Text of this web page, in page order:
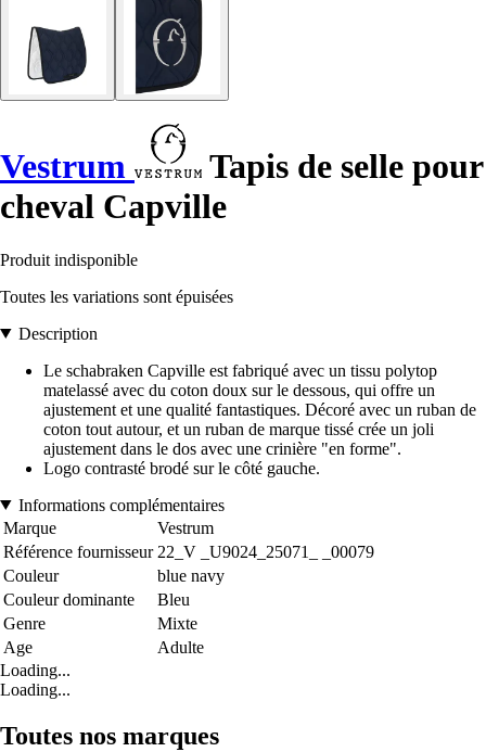
Vestrum
Tapis de selle pour
cheval Capville
Produit indisponible
Toutes les variations sont épuisées
Description
Le schabraken Capville est fabriqué avec un tissu polytop
matelassé avec du coton doux sur le dessous, qui offre un
ajustement et une qualité fantastiques. Décoré avec un ruban de
coton tout autour, et un ruban de marque tissé crée un joli
ajustement dans le dos avec une crinière "en forme".
Logo contrasté brodé sur le côté gauche.
Informations complémentaires
Marque
Vestrum
Référence fournisseur 22_V _U9024_25071_ _00079
Couleur
blue navy
Couleur dominante
Bleu
Genre
Mixte
Age
Adulte
Loading...
Loading...
Toutes nos marques